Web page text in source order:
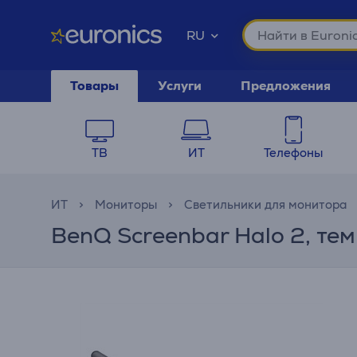
RU
Товары Услуги Предложения
ТВ ИТ Телефоны
ИТ Мониторы Светильники для монитора
BenQ Screenbar Halo 2,